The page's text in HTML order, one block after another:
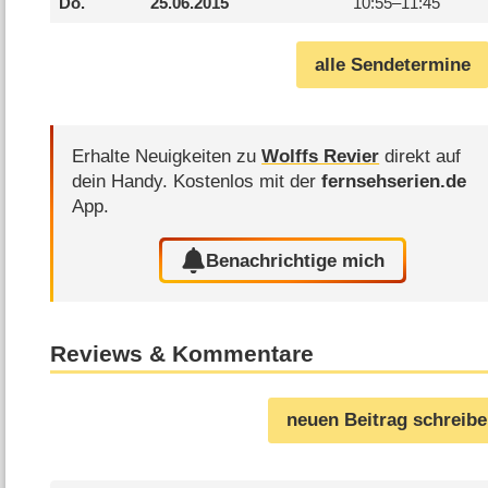
alle Sendetermine
Erhalte Neuigkeiten zuWolffs Revier direkt auf
dein Handy. Kostenlos mit derfernsehserien.de
App.
Benachrichtige mich
Reviews & Kommentare
neuen Beitrag